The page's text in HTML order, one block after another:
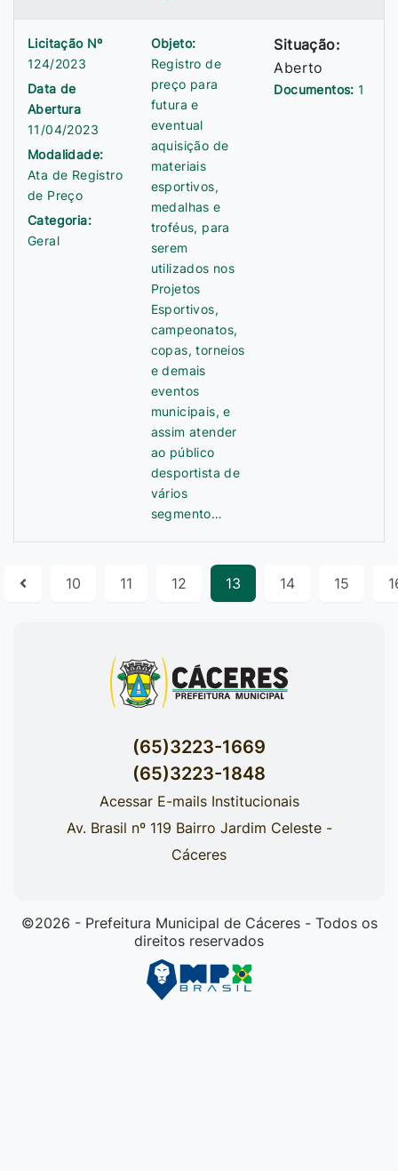
Licitação Nº
124/2023
Data de
Abertura
11/04/2023
Modalidade:
Ata de Registro
de Preço
Categoria:
Geral
Objeto:
Registro de
preço para
futura e
eventual
aquisição de
materiais
esportivos,
medalhas e
troféus, para
serem
utilizados nos
Projetos
Esportivos,
campeonatos,
copas, torneios
e demais
eventos
municipais, e
assim atender
ao público
desportista de
vários
segmento…
Situação:
Aberto
Documentos:1
10 11 12 13 14 15
(65)3223-1669
(65)3223-1848
Acessar E-mails Institucionais
Av. Brasil nº 119 Bairro Jardim Celeste -
Cáceres
©2026 - Prefeitura Municipal de Cáceres - Todos os
direitos reservados